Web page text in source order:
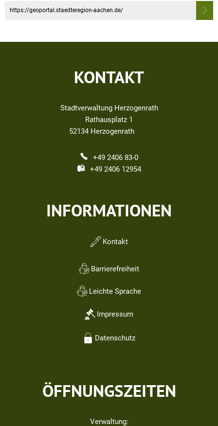
https://geoportal.staedteregion-aachen.de/
KONTAKT
Stadtverwaltung Herzogenrath
Rathausplatz 1
52134 Herzogenrath
+49 2406 83-0
+49 2406 12954
INFORMATIONEN
Kontakt
Barrierefreiheit
Leichte Sprache
Impressum
Datenschutz
ÖFFNUNGSZEITEN
Verwaltung: